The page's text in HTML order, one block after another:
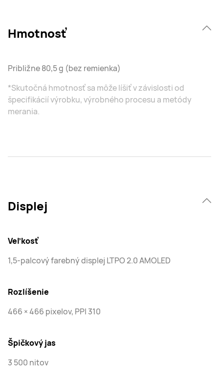
Hmotnosť
Približne 80,5 g (bez remienka)
*Skutočná hmotnosť sa môže líšiť v závislosti od
špecifikácií výrobku, výrobného procesu a metódy
merania.
Displej
Veľkosť
1,5-palcový farebný displej LTPO 2.0 AMOLED
Rozlíšenie
466 × 466 pixelov, PPI 310
Špičkový jas
3 500 nitov